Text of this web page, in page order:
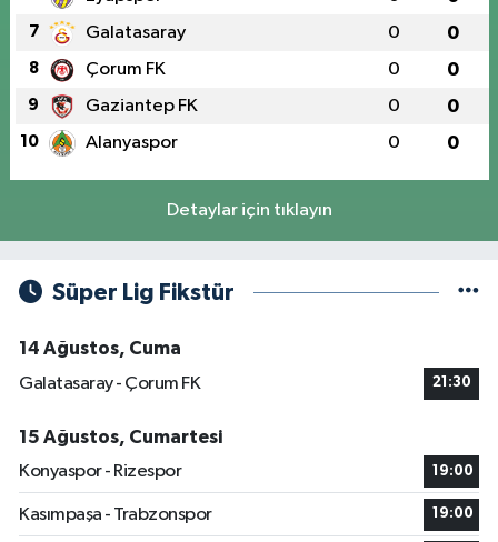
7 Galatasaray 0 0
8 Çorum FK 0 0
9 Gaziantep FK 0 0
10 Alanyaspor 0 0
Detaylar için tıklayın
Süper Lig Fikstür
14 Ağustos, Cuma
Galatasaray - Çorum FK
21:30
15 Ağustos, Cumartesi
Konyaspor - Rizespor
19:00
Kasımpaşa - Trabzonspor 19:00